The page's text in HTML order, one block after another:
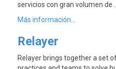
servicios con gran volumen de …
Más información...
Relayer
Relayer brings together a set